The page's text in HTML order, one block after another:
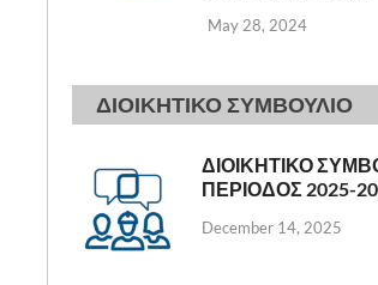
May 28, 2024
ΔΙΟΙΚΗΤΙΚΟ ΣΥΜΒΟΥΛΙΟ
ΔΙΟΙΚΗΤΙΚΟ
ΠΕΡΙΟΔΟΣ 2025-
December 14, 2025